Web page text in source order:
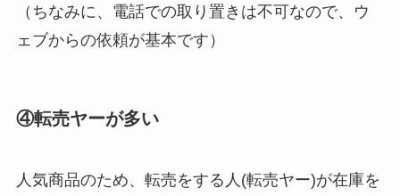
（ちなみに、電話での取り置きは不可なので、ウ
ェブからの依頼が基本です）
④転売ヤーが多い
人気商品のため、転売をする人(転売ヤー)が在庫を